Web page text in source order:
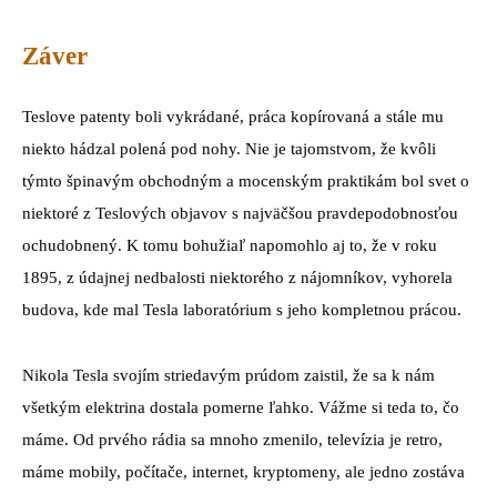
Záver
Teslove patenty boli vykrádané, práca kopírovaná a stále mu
niekto hádzal polená pod nohy. Nie je tajomstvom, že kvôli
týmto špinavým obchodným a mocenským praktikám bol svet o
niektoré z Teslových objavov s najväčšou pravdepodobnosťou
ochudobnený. K tomu bohužiaľ napomohlo aj to, že v roku
1895, z údajnej nedbalosti niektorého z nájomníkov, vyhorela
budova, kde mal Tesla laboratórium s jeho kompletnou prácou.
Nikola Tesla svojím striedavým prúdom zaistil, že sa k nám
všetkým elektrina dostala pomerne ľahko. Vážme si teda to, čo
máme. Od prvého rádia sa mnoho zmenilo, televízia je retro,
máme mobily, počítače, internet, kryptomeny, ale jedno zostáva